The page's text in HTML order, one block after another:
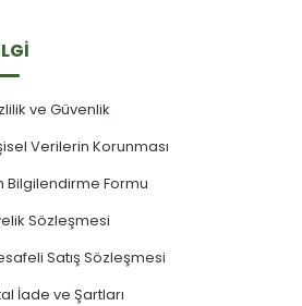
ve Güvenlik
Verilerin Korunması
Bilgilendirme Formu
Sözleşmesi
Satış Sözleşmesi
İade ve Şartları